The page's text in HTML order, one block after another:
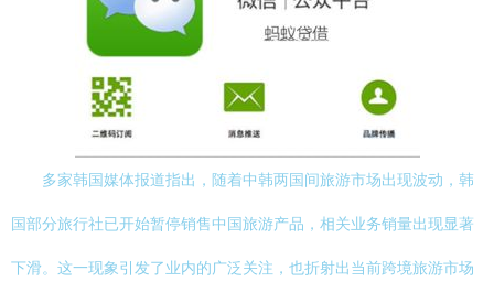
多家韩国媒体报道指出，随着中韩两国间旅游市场出现波动，韩
国部分旅行社已开始暂停销售中国旅游产品，相关业务销量出现显著
下滑。这一现象引发了业内的广泛关注，也折射出当前跨境旅游市场